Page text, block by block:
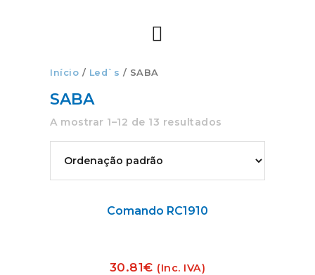
Início / Led`s / SABA
SABA
A mostrar 1–12 de 13 resultados
Comando RC1910
30.81€ (Inc. IVA)